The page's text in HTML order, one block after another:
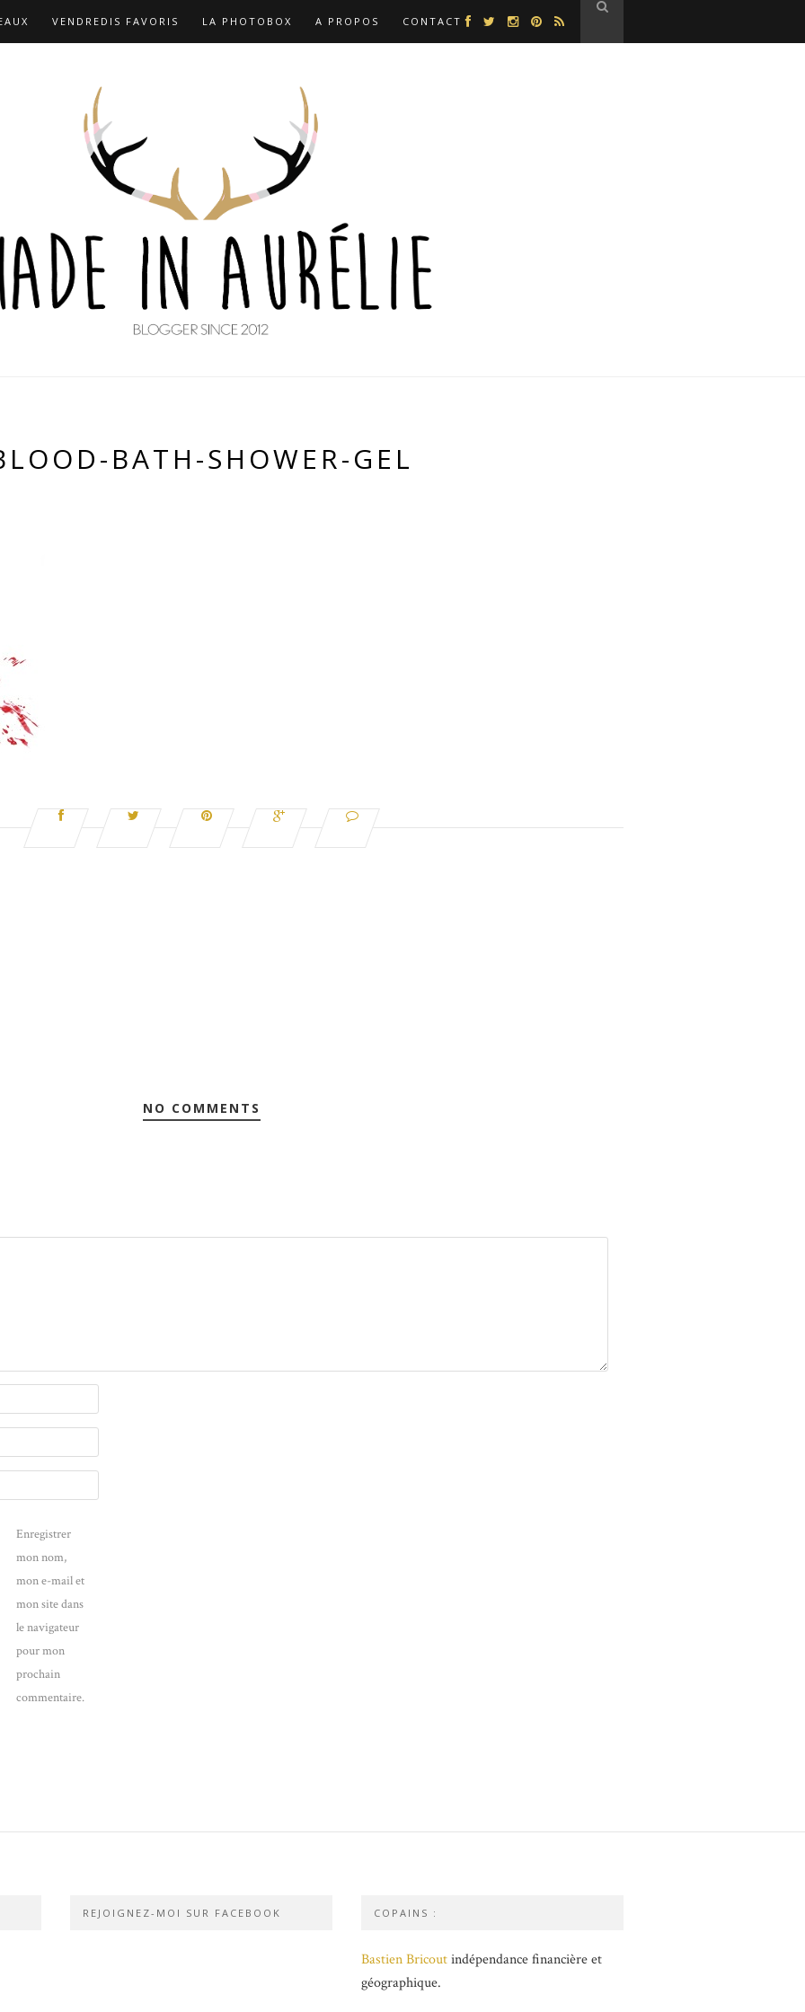
VENDREDIS FAVORIS LA PHOTOBOX A PROPOS CONTACT
BATH-SHOWER-GEL
NO COMMENTS
Enregistrer
mon nom,
mon e-mail et
mon site dans
le navigateur
pour mon
prochain
commentaire.
REJOIGNEZ-MOI SUR FACEBOOK COPAINS :
Bastien Bricoutindépendance financière et
géographique.